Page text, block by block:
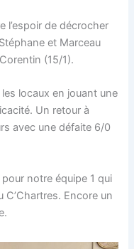
l’espoir de décrocher
et Marceau
(15/1).
locaux en jouant une
Un retour à
avec une défaite 6/0
notre équipe 1 qui
Encore un